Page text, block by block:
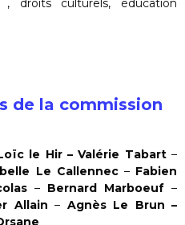
de la commission
le Hir – Valérie Tabart–
Le Callennec – Fabien
– Bernard Marboeuf–
Allain – Agnès Le Brun –